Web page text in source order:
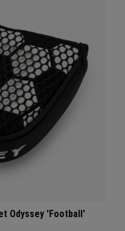
Odyssey 'Football'